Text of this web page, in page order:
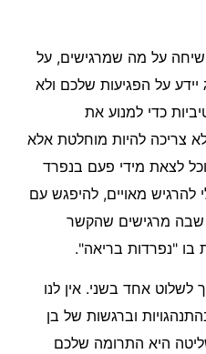
שיחה על מה שמרגישים, על
יידע על הפגיעות שלכם ולא
כדי למנוע את
צריכה להיות מוחלטת אלא
לצאת מידי פעם בנפרד
להרגיש מאויים, להיפגש עם
מרגישים שהקשר
בו "נפרדות בריאה".
לשלוט אחד בשני. אין לנו
וברגשות של בן
היא התרומה שלכם